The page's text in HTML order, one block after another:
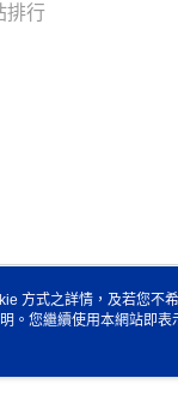
排行
方式之詳情，及若您不
。您繼續使用本網站即